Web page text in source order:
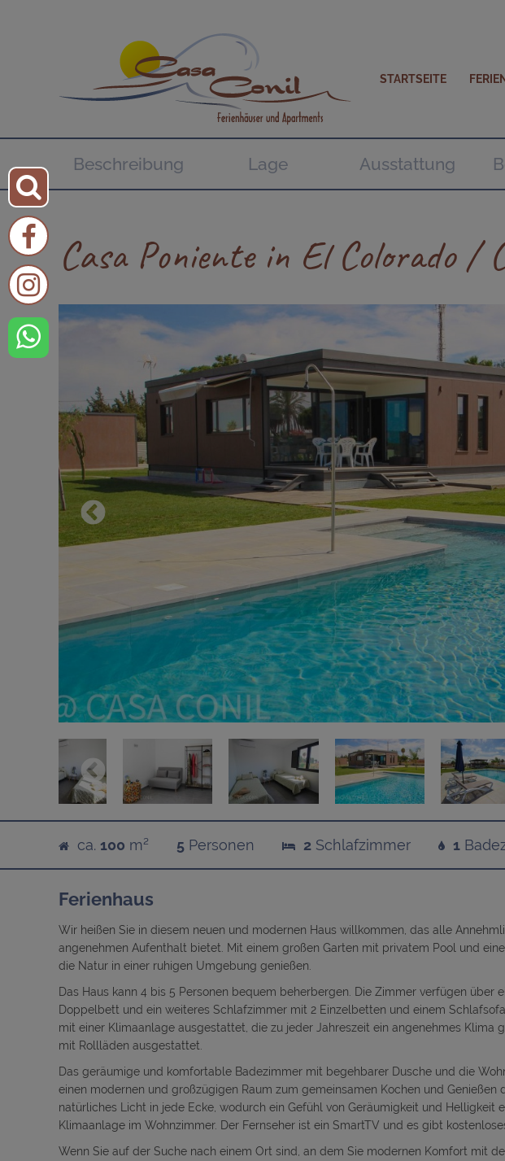
STARTSEITE
Beschreibung Lage Ausstattung
Casa Poniente in El Colorado /
ca. 100 m² 5 Personen 2 Schlafzimmer 1
Ferienhaus
Wir heißen Sie in diesem neuen und modernen Haus willkommen, das alle
angenehmen Aufenthalt bietet. Mit einem großen Garten mit privatem Pool und
die Natur in einer ruhigen Umgebung genießen.
Das Haus kann 4 bis 5 Personen bequem beherbergen. Die Zimmer verfügen über
Doppelbett und ein weiteres Schlafzimmer mit 2 Einzelbetten und einem
mit einer Klimaanlage ausgestattet, die zu jeder Jahreszeit ein angenehmes Klima
mit Rollläden ausgestattet.
Das geräumige und komfortable Badezimmer mit begehbarer Dusche und die
einen modernen und großzügigen Raum zum gemeinsamen Kochen und Genießen
natürliches Licht in jede Ecke, wodurch ein Gefühl von Geräumigkeit und Helligkeit
Klimaanlage im Wohnzimmer. Der Fernseher ist ein SmartTV und es gibt
Wenn Sie auf der Suche nach einem Ort sind, an dem Sie modernen Komfort mit